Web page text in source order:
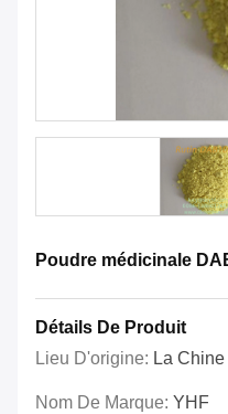
Poudre médicinale
Détails De Produit
Lieu D'origine: La Chine
Nom De Marque: YHF